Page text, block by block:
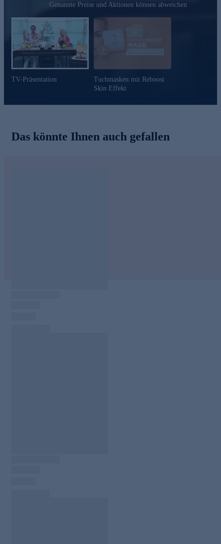
Genannte Preise und Aktionen können abweichen
TV-Präsentation
Tuchmasken mit Reboost
Skin Effekt
Das könnte Ihnen auch gefallen